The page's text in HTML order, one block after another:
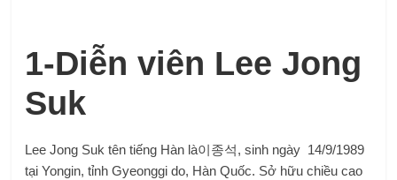
1-Diễn viên Lee Jong
Suk
Lee Jong Suk tên tiếng Hàn là이종석, sinh ngày 14/9/1989
tại Yongin, tỉnh Gyeonggi do, Hàn Quốc. Sở hữu chiều cao